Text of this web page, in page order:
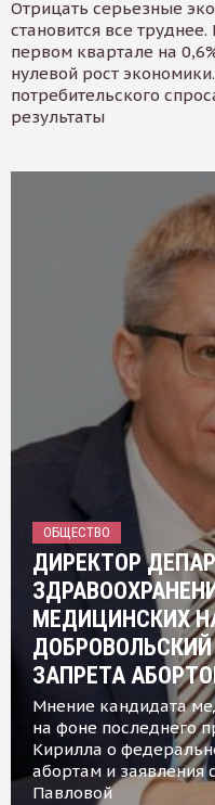
Отрицать серьезные
становится все
первом квартале на
нулевой рост
потребительского
результаты
ОБЩЕСТВО
ДИРЕКТОР
МЕДИЦИНСКИХ
ЗАПРЕТА
Мнение кандидата
на фоне последнего
Кирилла о
абортам и заявления
Павловой